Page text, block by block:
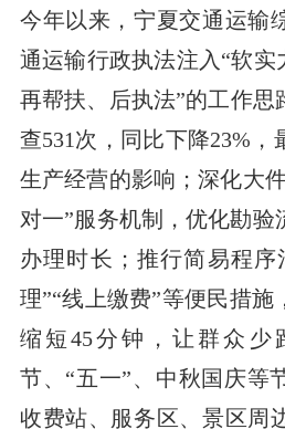
今年以来，宁夏交通运输
通运输行政执法注入“软实
再帮扶、后执法”的工作思
查531次，同比下降23%，
生产经营的影响；深化大
对一”服务机制，优化勘验
办理时长；推行简易程
理”“线上缴费”等便民措施
缩短45分钟，让群众少
节、“五一”、中秋国庆等
收费站、服务区、景区周